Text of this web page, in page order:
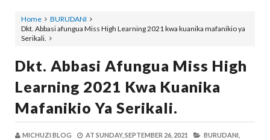
Home
BURUDANI
Dkt. Abbasi afungua Miss High Learning 2021 kwa kuanika mafanikio ya
Serikali.
Dkt. Abbasi Afungua Miss High
Learning 2021 Kwa Kuanika
Mafanikio Ya Serikali.
MICHUZI BLOG AT SUNDAY, SEPTEMBER 26, 2021 BURUDANI,